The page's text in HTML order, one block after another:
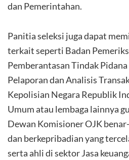
dan Pemerintahan.
Panitia seleksi juga dapat
terkait seperti Badan
Pemberantasan Tindak
Pelaporan dan Analisis
Kepolisian Negara Republik
Umum atau lembaga lainnya
Dewan Komisioner OJK
dan berkepribadian yang
serta ahli di sektor Jasa